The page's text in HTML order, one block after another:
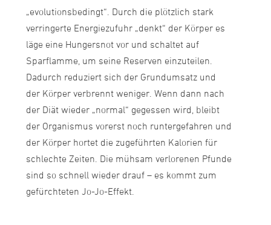
„evolutionsbedingt“. Durch die plötzlich stark
verringerte Energiezufuhr „denkt“ der Körper es
läge eine Hungersnot vor und schaltet auf
Sparflamme, um seine Reserven einzuteilen.
Dadurch reduziert sich der Grundumsatz und
der Körper verbrennt weniger. Wenn dann nach
der Diät wieder „normal“ gegessen wird, bleibt
der Organismus vorerst noch runtergefahren und
der Körper hortet die zugeführten Kalorien für
schlechte Zeiten. Die mühsam verlorenen Pfunde
sind so schnell wieder drauf – es kommt zum
gefürchteten Jo-Jo-Effekt.